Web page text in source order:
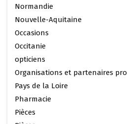
Normandie
Nouvelle-Aquitaine
Occasions
Occitanie
opticiens
Organisations et partenaires pro
Pays de la Loire
Pharmacie
Pièces